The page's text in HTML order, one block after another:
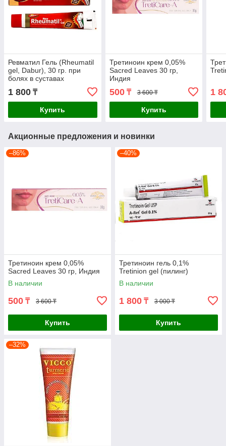
Ревматил Гель (Rheumatil
gel, Dabur), 30 гр. при
болях в суставах
1 800 ₸
Купить
Третиноин крем 0,05%
Sacred Leaves 30 гр,
Индия
500₸ 3 600 ₸
Купить
1
Акционные предложения и новинки
–86%
Третиноин крем 0,05%
Sacred Leaves 30 гр, Индия
В наличии
500 ₸ 3 600 ₸
Купить
–40%
Третиноин гель 0,1%
Tretinion gel (пилинг)
В наличии
1 800 ₸ 3 000 ₸
Купить
–32%